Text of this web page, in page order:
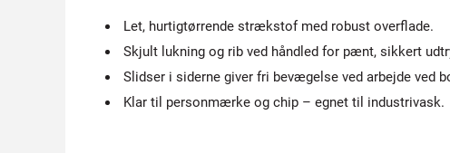
Let, hurtigtørrende strækstof med robust overflade.
Skjult lukning og rib ved håndled for pænt, sikkert
Slidser i siderne giver fri bevægelse ved arbejde ved
Klar til personmærke og chip – egnet til industrivask.